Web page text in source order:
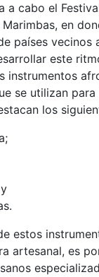
a cabo el
en
países vecinos
este
instrumentos
se utilizan
los
estos
artesanal, es